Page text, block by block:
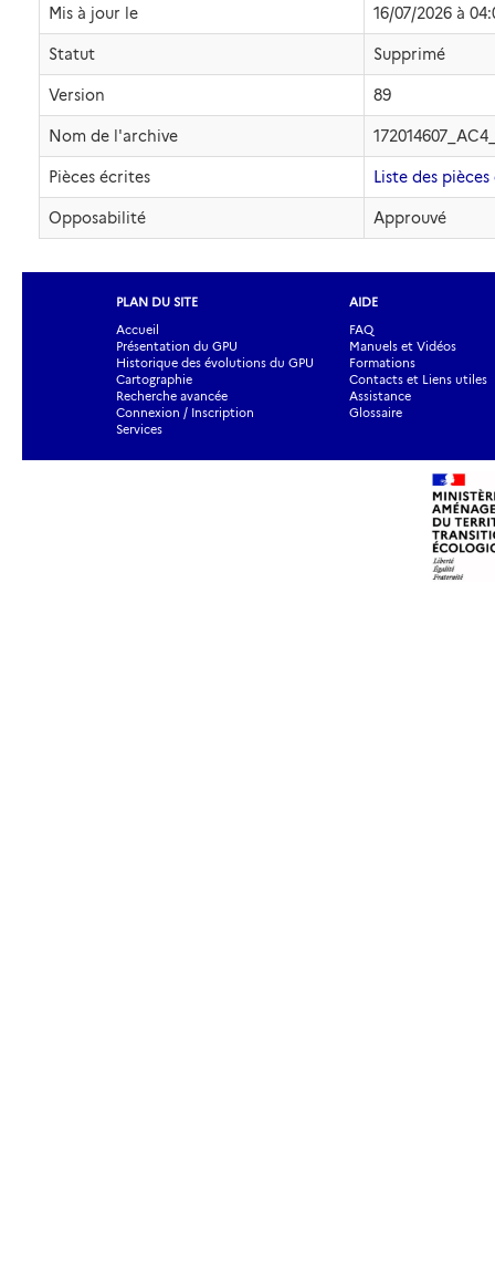
Mis à jour le 16/07/2026 à
Statut Supprimé
Version 89
Nom de l'archive
Pièces écrites Liste des
Opposabilité Approuvé
PLAN DU SITE
Accueil
Présentation du GPU
Historique des évolutions du GPU
Cartographie
Recherche avancée
Connexion / Inscription
Services
AIDE
FAQ
Manuels et Vidéos
Formations
Contacts et Liens utiles
Assistance
Glossaire